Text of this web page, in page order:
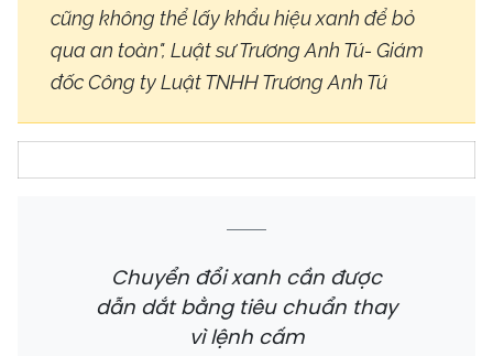
cũng không thể lấy khẩu hiệu xanh để bỏ
qua an toàn", Luật sư Trương Anh Tú- Giám
đốc Công ty Luật TNHH Trương Anh Tú
Chuyển đổi xanh cần được
dẫn dắt bằng tiêu chuẩn thay
vì lệnh cấm​